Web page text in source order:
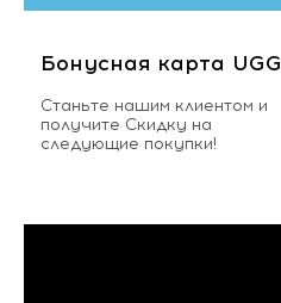
Бонусная карта UGG
Станьте нашим клиентом и
получите Скидку на
следующие покупки!